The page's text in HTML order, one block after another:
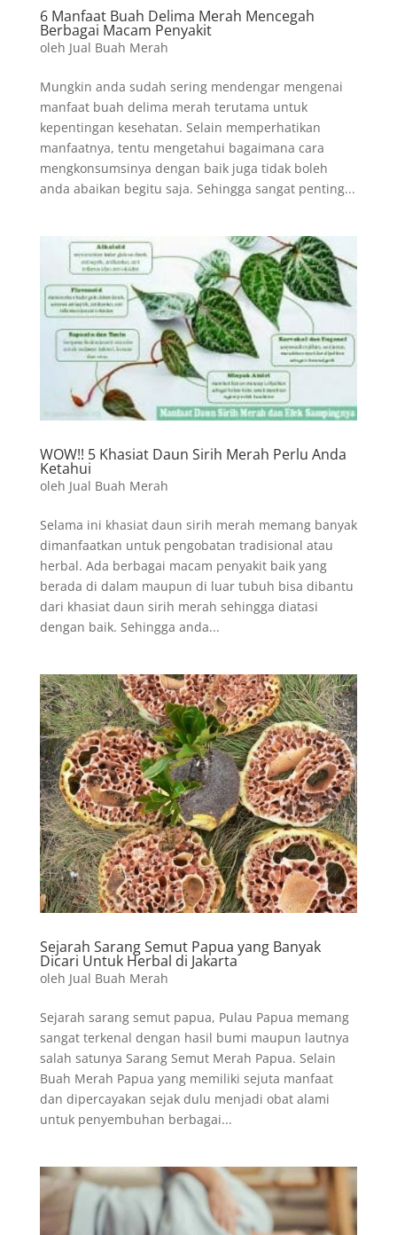
6 Manfaat Buah Delima Merah Mencegah
Berbagai Macam Penyakit
oleh Jual Buah Merah
Mungkin anda sudah sering mendengar mengenai
manfaat buah delima merah terutama untuk
kepentingan kesehatan. Selain memperhatikan
manfaatnya, tentu mengetahui bagaimana cara
mengkonsumsinya dengan baik juga tidak boleh
anda abaikan begitu saja. Sehingga sangat penting...
WOW!! 5 Khasiat Daun Sirih Merah Perlu Anda
Ketahui
oleh Jual Buah Merah
Selama ini khasiat daun sirih merah memang banyak
dimanfaatkan untuk pengobatan tradisional atau
herbal. Ada berbagai macam penyakit baik yang
berada di dalam maupun di luar tubuh bisa dibantu
dari khasiat daun sirih merah sehingga diatasi
dengan baik. Sehingga anda...
Sejarah Sarang Semut Papua yang Banyak
Dicari Untuk Herbal di Jakarta
oleh Jual Buah Merah
Sejarah sarang semut papua, Pulau Papua memang
sangat terkenal dengan hasil bumi maupun lautnya
salah satunya Sarang Semut Merah Papua. Selain
Buah Merah Papua yang memiliki sejuta manfaat
dan dipercayakan sejak dulu menjadi obat alami
untuk penyembuhan berbagai...